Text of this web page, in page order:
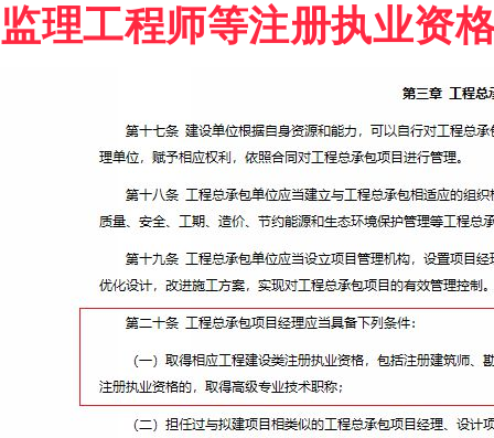
监理工程师等注册执业资